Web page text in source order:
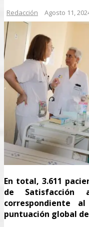
Redacción Agosto 11,
En total, 3.611
de Satisfacción
correspondiente
puntuación global